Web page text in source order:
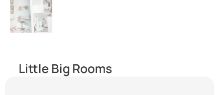
Little Big Rooms